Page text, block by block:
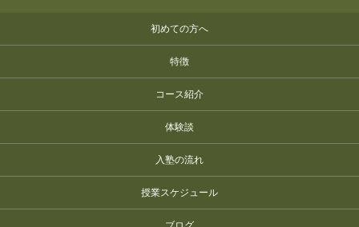
初めての方へ
特徴
コース紹介
体験談
入塾の流れ
授業スケジュール